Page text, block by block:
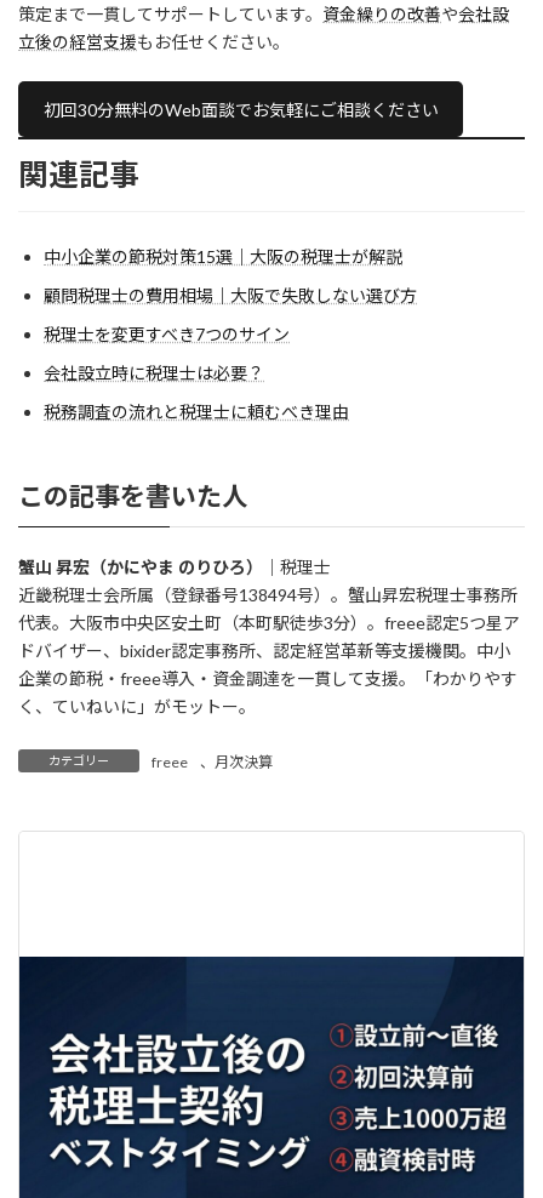
策定まで一貫してサポートしています。 資金繰りの改善や会社設
立後の経営支援もお任せください。
初回30分無料のWeb面談でお気軽にご相談ください
関連記事
中小企業の節税対策15選｜大阪の税理士が解説
顧問税理士の費用相場｜大阪で失敗しない選び方
税理士を変更すべき7つのサイン
会社設立時に税理士は必要？
税務調査の流れと税理士に頼むべき理由
この記事を書いた人
蟹山 昇宏（かにやま のりひろ）
｜税理士
近畿税理士会所属（登録番号138494号）。蟹山昇宏税理士事務所
代表。大阪市中央区安土町（本町駅徒歩3分）。freee認定5つ星ア
ドバイザー、bixider認定事務所、認定経営革新等支援機関。中小
企業の節税・freee導入・資金調達を一貫して支援。「わかりやす
く、ていねいに」がモットー。
カテゴリー freee 、 月次決算